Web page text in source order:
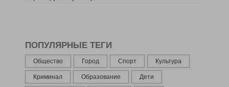
ПОПУЛЯРНЫЕ ТЕГИ
Общество Город Спорт Культура
Криминал Образование Дети